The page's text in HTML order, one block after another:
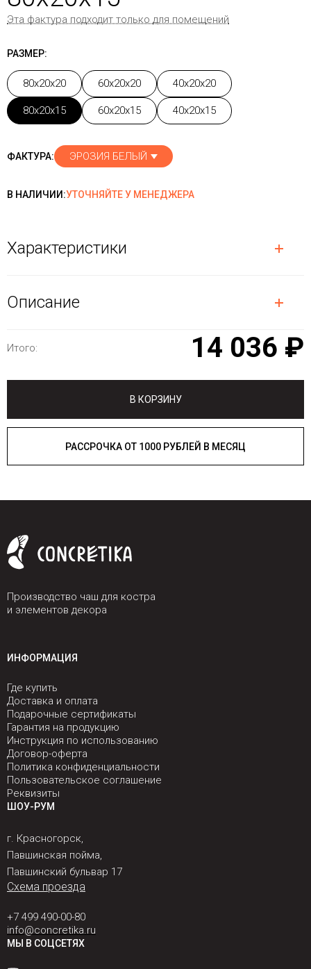
Эта фактура подходит только для помещений
РАЗМЕР:
80x20x20 60x20x20 40x20x20
80x20x15 60x20x15 40x20x15
ФАКТУРА: ЭРОЗИЯ БЕЛЫЙ
В НАЛИЧИИ:УТОЧНЯЙТЕ У МЕНЕДЖЕРА
Характеристики
Описание
Итого: 14 036 ₽
В КОРЗИНУ
РАССРОЧКА ОТ 1000 РУБЛЕЙ В МЕСЯЦ
Производство чаш для костра
и элементов декора
ИНФОРМАЦИЯ
Где купить
Доставка и оплата
Подарочные сертификаты
Гарантия на продукцию
Инструкция по использованию
Договор-оферта
Политика конфиденциальности
Пользовательское соглашение
Реквизиты
ШОУ-РУМ
г. Красногорск,
Павшинская пойма,
Павшинский бульвар 17
Схема проезда
+7 499 490-00-80
info@concretika.ru
МЫ В СОЦСЕТЯХ